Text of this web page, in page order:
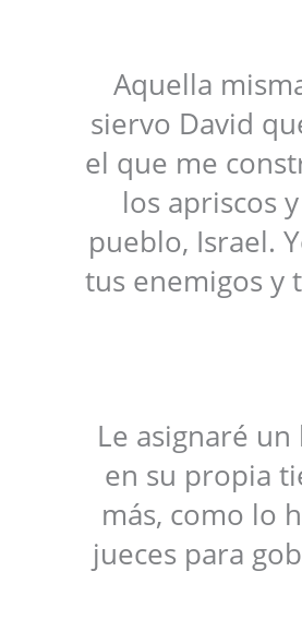
Aquella
siervo David
el que me
los apriscos
pueblo, Israel.
tus enemigos y
Le asignaré
en su propia
más, como lo
jueces para